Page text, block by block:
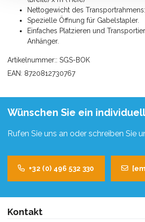
Nettogewicht des
Spezielle Öffnung für Gabelstapler.
Einfaches Platzieren und
Anhänger.
Artikelnummer:: SGS-BOK
EAN: 8720812730767
Wünschen Sie ein
Rufen Sie uns an oder schreiben Sie
+32 (0) 496 532 330
Kontakt